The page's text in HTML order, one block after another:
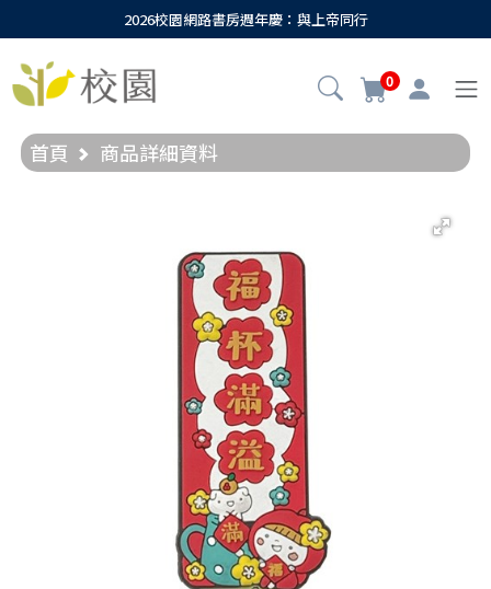
2026校園網路書房週年慶：與上帝同行
0
首頁 商品詳細資料